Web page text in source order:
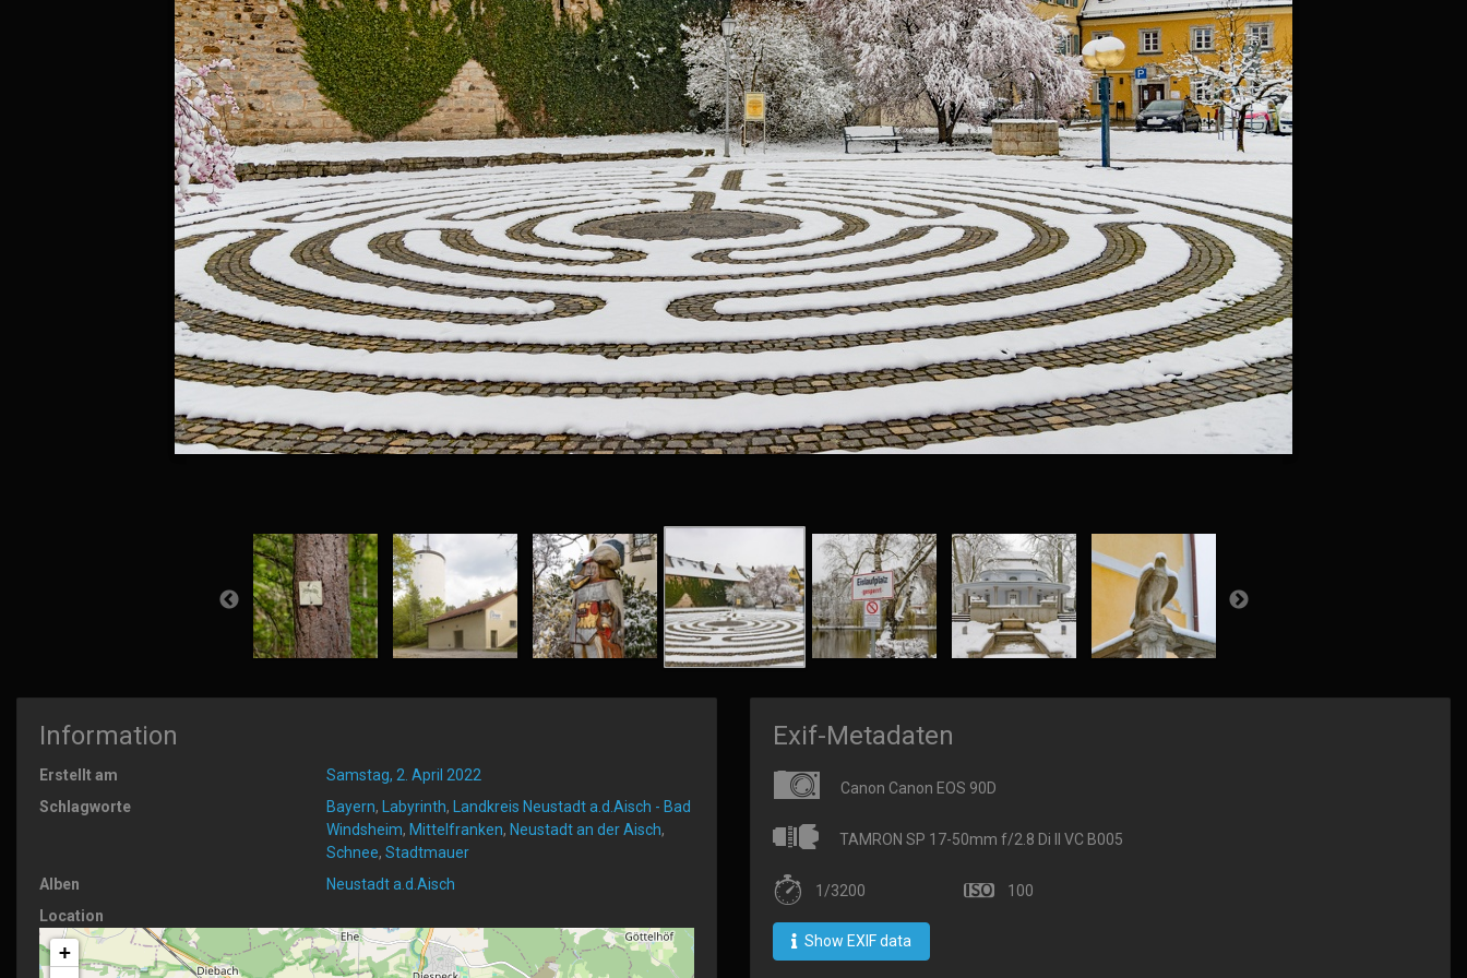
Information
Erstellt am
Samstag, 2. April 2022
Schlagworte
Bayern, Labyrinth,
Landkreis Neustadt a.d.Aisch - Bad
Windsheim, Mittelfranken, Neustadt an der Aisch,
Schnee, Stadtmauer
Alben
Neustadt a.d.Aisch
Location
+
Exif-Metadaten
Canon Canon EOS 90D
TAMRON SP 17-50mm f/2.8 Di II VC B005
1/3200 100
Show EXIF data